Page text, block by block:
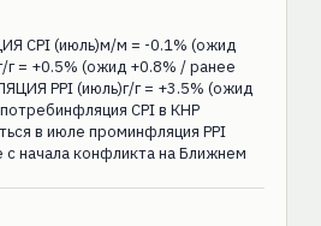
CPI (июль)м/м = -0.1% (ожид
г = +0.5% (ожид +0.8% / ранее
РPI (июль)г/г = +3.5% (ожид
CPI в КНР
в июле проминфляция PPI
начала конфликта на Ближнем